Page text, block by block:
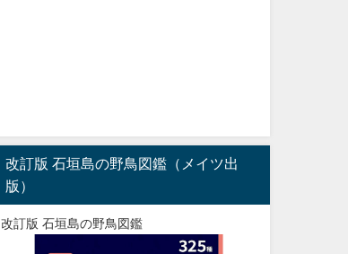
改訂版 石垣島の野鳥図鑑（メイツ出
版）
改訂版 石垣島の野鳥図鑑